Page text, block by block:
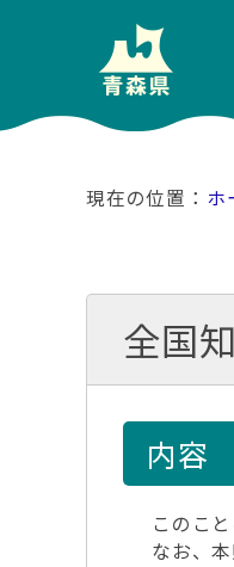
ホ
全国
内容
このこ
なお、